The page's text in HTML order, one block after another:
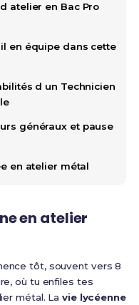
atelier en Bac Pro
en équipe dans cette
d un Technicien
généraux et pause
en atelier métal
en atelier
tôt, souvent vers 8
où tu enfiles tes
métal. Lavie lycéenne